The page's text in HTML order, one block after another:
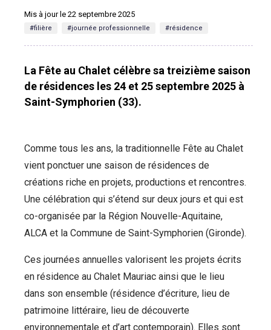
Mis à jour le 22 septembre 2025
#filière #journée professionnelle #résidence
La Fête au Chalet célèbre sa treizième saison
de résidences les 24 et 25 septembre 2025 à
Saint-Symphorien (33).
Comme tous les ans, la traditionnelle Fête au Chalet
vient ponctuer une saison de résidences de
créations riche en projets, productions et rencontres.
Une célébration qui s’étend sur deux jours et qui est
co-organisée par la Région Nouvelle-Aquitaine,
ALCA et la Commune de Saint-Symphorien (Gironde).
Ces journées annuelles valorisent les projets écrits
en résidence au Chalet Mauriac ainsi que le lieu
dans son ensemble (résidence d’écriture, lieu de
patrimoine littéraire, lieu de découverte
environnementale et d’art contemporain). Elles sont